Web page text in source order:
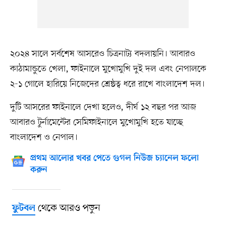
২০২৪ সালে সর্বশেষ আসরেও চিত্রনাট্য বদলায়নি। আবারও
কাঠামান্ডুতে খেলা, ফাইনালে মুখোমুখি দুই দল এবং নেপালকে
২-১ গোলে হারিয়ে নিজেদের শ্রেষ্ঠত্ব ধরে রাখে বাংলাদেশ দল।
দুটি আসরের ফাইনালে দেখা হলেও, দীর্ঘ ১২ বছর পর আজ
আবারও টুর্নামেন্টের সেমিফাইনালে মুখোমুখি হতে যাচ্ছে
বাংলাদেশ ও নেপাল।
প্রথম আলোর খবর পেতে গুগল নিউজ চ্যানেল ফলো
করুন
ফুটবলথেকে আরও পড়ুন